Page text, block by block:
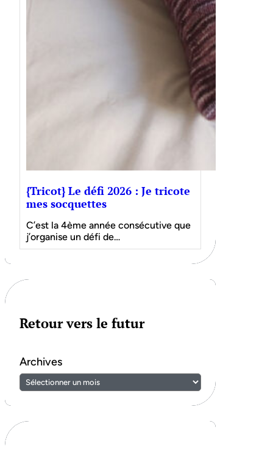
{Tricot} Le défi 2026 : Je tricote
mes socquettes
C’est la 4ème année consécutive que
j’organise un défi de…
Retour vers le futur
Archives